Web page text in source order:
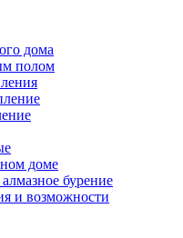
дома
полом
доме
бурение
и возможности